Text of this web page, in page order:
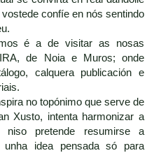
confíe en nós sentindo
é a de visitar as nosas
de Noia e Muros; onde
calquera publicación e
no topónimo que serve de
Xusto, intenta harmonizar a
niso pretende resumirse a
unha idea pensada só para